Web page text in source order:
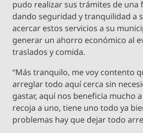
pudo realizar sus trámites de una
dando seguridad y tranquilidad a
acercar estos servicios a su
generar un ahorro económico al
traslados y comida.
“Más tranquilo, me voy contento
arreglar todo aquí cerca sin
gastar, aquí nos beneficia mucho
recoja a uno, tiene uno todo ya
problemas hay que dejar todo